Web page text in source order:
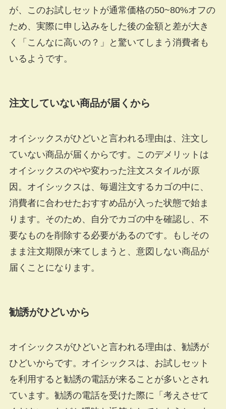
が、このお試しセットが通常価格の50~80%オフの
ため、実際に申し込みをした後の金額と差が大き
く「こんなに高いの？」と驚いてしまう消費者も
いるようです。
注文していない商品が届くから
オイシックスがひどいと言われる理由は、注文し
ていない商品が届くからです。このデメリットは
オイシックスのやや変わった注文スタイルが原
因。オイシックスは、毎週注文するカゴの中に、
消費者に合わせたおすすめ品が入った状態で始ま
ります。そのため、自分でカゴの中を確認し、不
要なものを削除する必要があるのです。もしその
まま注文期限が来てしまうと、意図しない商品が
届くことになります。
勧誘がひどいから
オイシックスがひどいと言われる理由は、勧誘が
ひどいからです。オイシックスは、お試しセット
を利用すると勧誘の電話が来ることが多いとされ
ています。勧誘の電話を受けた際に「考えさせて